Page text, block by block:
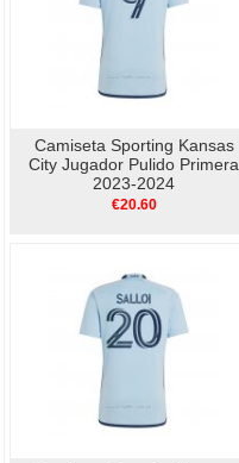
Camiseta Sporting Kansas
City Jugador Pulido Primera
2023-2024
€20.60